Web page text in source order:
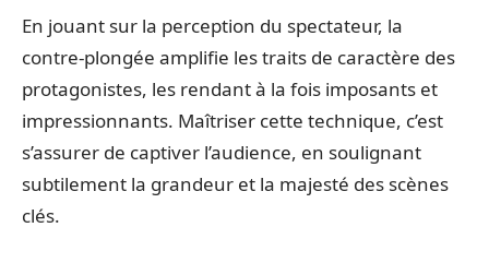
En jouant sur la perception du spectateur, la
contre-plongée amplifie les traits de caractère des
protagonistes, les rendant à la fois imposants et
impressionnants. Maîtriser cette technique, c’est
s’assurer de captiver l’audience, en soulignant
subtilement la grandeur et la majesté des scènes
clés.